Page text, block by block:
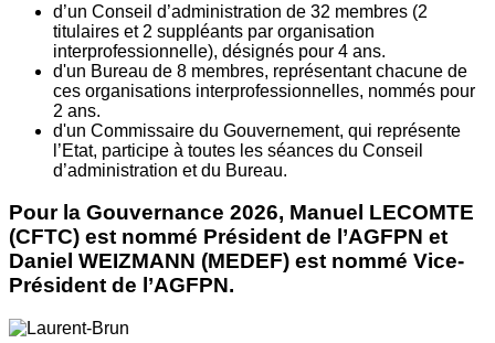
d’un Conseil d’administration de 32 membres (2
titulaires et 2 suppléants par organisation
interprofessionnelle), désignés pour 4 ans.
d'un Bureau de 8 membres, représentant chacune de
ces organisations interprofessionnelles, nommés pour
2 ans.
d'un Commissaire du Gouvernement, qui représente
l’Etat, participe à toutes les séances du Conseil
d’administration et du Bureau.
Pour la Gouvernance 2026, Manuel LECOMTE
(CFTC) est nommé Président de l’AGFPN et
Daniel WEIZMANN (MEDEF) est nommé Vice-
Président de l’AGFPN.